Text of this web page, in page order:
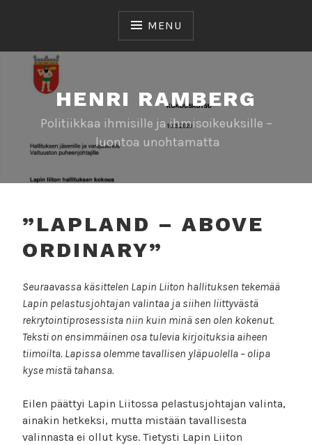
MENU
HENRI RAMBERG
Politiikkaa ihmisille ja ihmisoikeuksille –
luontoa unohtamatta
”LAPLAND – ABOVE
ORDINARY”
Seuraavassa käsittelen Lapin Liiton hallituksen tekemää
Lapin pelastusjohtajan valintaa ja siihen liittyvästä
rekrytointiprosessista niin kuin minä sen olen kokenut.
Teksti on ensimmäinen osa tulevia kirjoituksia aiheen
tiimoilta. Lapissa olemme tavallisen yläpuolella – olipa
kyse mistä tahansa.
Eilen päättyi Lapin Liitossa pelastusjohtajan valinta,
ainakin hetkeksi, mutta mistään tavallisesta
valinnasta ei ollut kyse. Tietysti Lapin Liiton